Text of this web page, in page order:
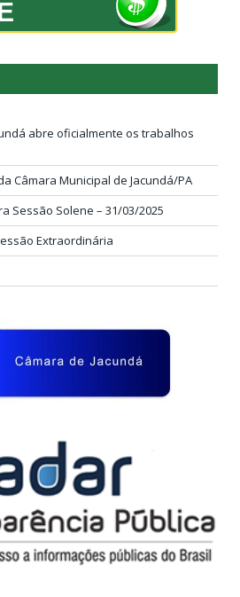
abre oficialmente os trabalhos
Câmara Municipal de Jacundá/PA
Sessão Solene – 31/03/2025
Extraordinária